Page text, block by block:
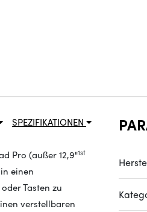
SPEZIFIKATIONEN
Pro (außer 12,9"1st
einen
Tasten zu
verstellbaren